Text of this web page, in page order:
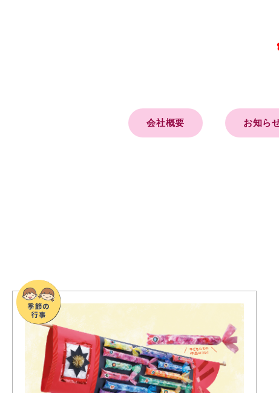
会社概要 お知ら